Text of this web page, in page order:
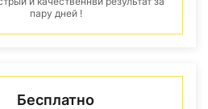
пару дней !
Бесплатно